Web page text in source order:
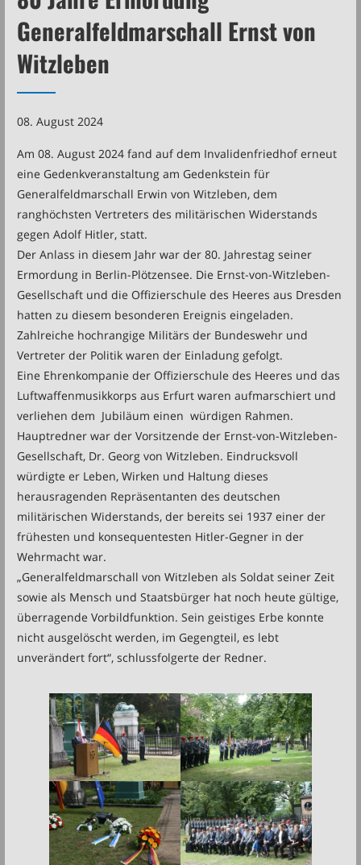
Generalfeldmarschall Ernst von
Witzleben
08. August 2024
Am 08. August 2024 fand auf dem Invalidenfriedhof erneut
eine Gedenkveranstaltung am Gedenkstein für
Generalfeldmarschall Erwin von Witzleben, dem
ranghöchsten Vertreters des militärischen Widerstands
gegen Adolf Hitler, statt.
Der Anlass in diesem Jahr war der 80. Jahrestag seiner
Ermordung in Berlin-Plötzensee. Die Ernst-von-Witzleben-
Gesellschaft und die Offizierschule des Heeres aus Dresden
hatten zu diesem besonderen Ereignis eingeladen.
Zahlreiche hochrangige Militärs der Bundeswehr und
Vertreter der Politik waren der Einladung gefolgt.
Eine Ehrenkompanie der Offizierschule des Heeres und das
Luftwaffenmusikkorps aus Erfurt waren aufmarschiert und
verliehen dem Jubiläum einen würdigen Rahmen.
Hauptredner war der Vorsitzende der Ernst-von-Witzleben-
Gesellschaft, Dr. Georg von Witzleben. Eindrucksvoll
würdigte er Leben, Wirken und Haltung dieses
herausragenden Repräsentanten des deutschen
militärischen Widerstands, der bereits sei 1937 einer der
frühesten und konsequentesten Hitler-Gegner in der
Wehrmacht war.
„Generalfeldmarschall von Witzleben als Soldat seiner Zeit
sowie als Mensch und Staatsbürger hat noch heute gültige,
überragende Vorbildfunktion. Sein geistiges Erbe konnte
nicht ausgelöscht werden, im Gegengteil, es lebt
unverändert fort“, schlussfolgerte der Redner.